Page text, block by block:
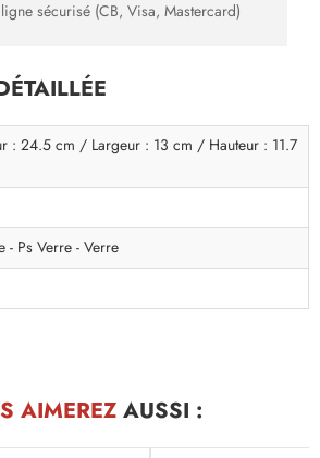
sécurisé (CB, Visa, Mastercard)
: 24.5 cm / Largeur : 13 cm / Hauteur : 11.7
- Ps Verre - Verre
AIMEREZAUSSI :